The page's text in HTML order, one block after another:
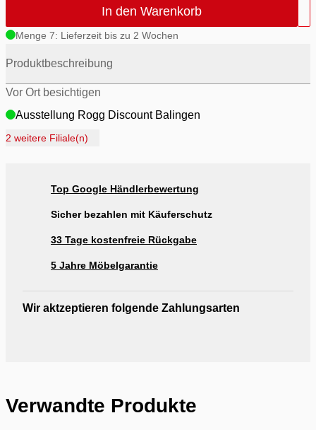
In den Warenkorb
Menge 7: Lieferzeit bis zu 2 Wochen
Produktbeschreibung
Vor Ort besichtigen
Ausstellung Rogg Discount Balingen
Ausstellung Möbel Rogg Balingen
Ausstellung Möbel Rogg Reutlingen
2 weitere Filiale(n)
Top Google Händlerbewertung
Sicher bezahlen mit Käuferschutz
33 Tage kostenfreie Rückgabe
5 Jahre Möbelgarantie
Wir aktzeptieren folgende Zahlungsarten
Verwandte Produkte